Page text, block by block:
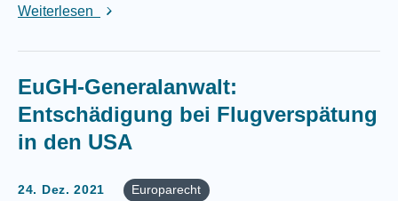
Weiterlesen
EuGH-Generalanwalt:
Entschädigung bei Flugverspätung
in den USA
24. Dez. 2021 Europarecht